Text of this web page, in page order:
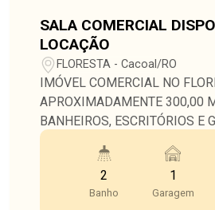
SALA COMERCIAL
LOCAÇÃO
FLORESTA - Cacoal/RO
IMÓVEL COMERCIAL NO
APROXIMADAMENTE 300,00
BANHEIROS, ESCRITÓRIOS E
2
Banho
1
Garagem